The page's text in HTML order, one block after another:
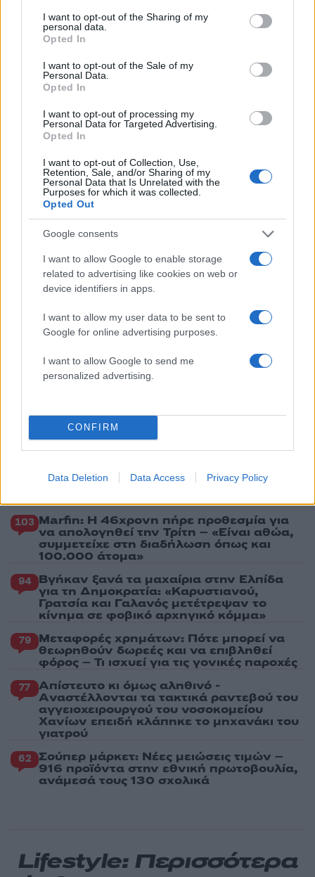
not limited to your visit or usage behaviour. You may click to
grant or deny consent to Google and its third-party tags to
use your data for below specified purposes in below Google
consent section.
I want to opt-out of the Sharing of my
personal data.
Opted In
I want to opt-out of the Sale of my
Personal Data.
Opted In
I want to opt-out of processing my
Personal Data for Targeted Advertising.
Opted In
I want to opt-out of Collection, Use,
Retention, Sale, and/or Sharing of my
Personal Data that Is Unrelated with the
Purposes for which it was collected.
Opted Out
Google consents
I want to allow Google to enable storage
related to advertising like cookies on web or
device identifiers in apps.
I want to allow my user data to be sent to
Google for online advertising purposes.
I want to allow Google to send me
personalized advertising.
CONFIRM
Data Deletion Data Access Privacy Policy
Share:
ενημερωθείτε πρώτοι για όλη την ειδησεογραφία και τα
τελευταία νέα
Πιο δημοφιλή
Ryanair: «Ένα κομμάτι του προσώπου του
ήταν σαν πλαστελίνη», συγκλονίζει η
επιβάτιδα που έσωσε τον Σέρβο όταν
έσπασε το παράθυρο του αεροπλάνου
Ανησυχία από το ξέσπασμα του ιού του
Δυτικού Νείλου με κρούσματα στην Αττική
- «Καμπανάκι» από τον Ιατρικό Σύλλογο
υγείας
Φωτιά σε κατάστημα στον Άλιμο –
Νέος «Αντεροβγάλτης» στο Λονδίνο βίαζε
και δολοφονούσε ιερόδουλες – Είχε
Με 40άρια κορυφώνεται το κύμα ζέστης -
Ποιες περιοχές βρίσκονται στο επίκεντρο
και μέχρι πότε θα κρατήσουν τα μελτέμια
103 Marfin: Η 46χρονη πήρε προθεσμία για
να απολογηθεί την Τρίτη – «Είναι αθώα,
συμμετείχε στη διαδήλωση όπως και
100.000 άτομα»
94 Βγήκαν ξανά τα μαχαίρια στην Ελπίδα
για τη Δημοκρατία: «Καρυστιανού,
Γρατσία και Γαλανός μετέτρεψαν το
κίνημα σε φοβικό αρχηγικό κόμμα»
79 Μεταφορές χρημάτων: Πότε μπορεί να
θεωρηθούν δωρεές και να επιβληθεί
φόρος – Τι ισχυεί για τις γονικές παροχές
77 Απίστευτο κι όμως αληθινό -
Aναστέλλονται τα τακτικά ραντεβού του
αγγειοχειρουργού του νοσοκομείου
Χανίων επειδή κλάπηκε το μηχανάκι του
γιατρού
62 Σούπερ μάρκετ: Νέες μειώσεις τιμών –
916 προϊόντα στην εθνική πρωτοβουλία,
ανάμεσά τους 130 σχολικά
Lifestyle: Περισσότερα